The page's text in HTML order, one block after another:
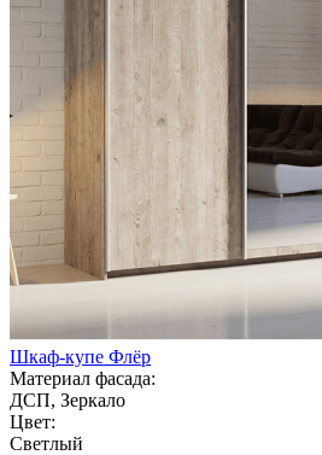
Шкаф-купе Флёр
Материал фасада:
ДСП, Зеркало
Цвет:
Светлый